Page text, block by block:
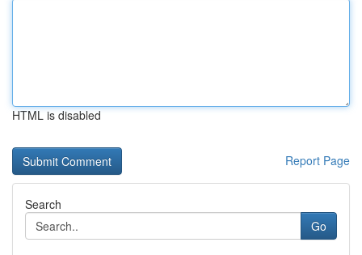
HTML is disabled
Report Page
Search
Go